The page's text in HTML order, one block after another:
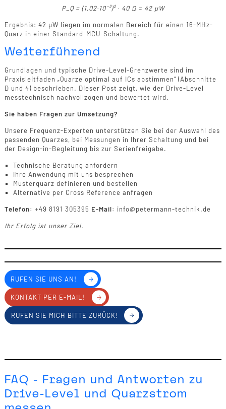
P_Q = (1,02·10⁻³)² · 40 Ω = 42 µW
Ergebnis: 42 µW liegen im normalen Bereich für einen 16-MHz-
Quarz in einer Standard-MCU-Schaltung.
Weiterführend
Grundlagen und typische Drive-Level-Grenzwerte sind im
Praxisleitfaden „Quarze optimal auf ICs abstimmen“ (Abschnitte
D und 4) beschrieben. Dieser Post zeigt, wie der Drive-Level
messtechnisch nachvollzogen und bewertet wird.
Sie haben Fragen zur Umsetzung?
Unsere Frequenz-Experten unterstützen Sie bei der Auswahl des
passenden Quarzes, bei Messungen in Ihrer Schaltung und bei
der Design-in-Begleitung bis zur Serienfreigabe.
Technische Beratung anfordern
Ihre Anwendung mit uns besprechen
Musterquarz definieren und bestellen
Alternative per Cross Reference anfragen
Telefon: +49 8191 305395 E-Mail: info@petermann-technik.de
Ihr Erfolg ist unser Ziel.
RUFEN SIE UNS AN!
KONTAKT PER E-MAIL!
RUFEN SIE MICH BITTE ZURÜCK!
FAQ - Fragen und Antworten zu
Drive-Level und Quarzstrom